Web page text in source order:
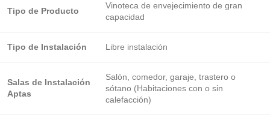
Tipo de Producto
Vinoteca de envejecimiento de gran
capacidad
Tipo de Instalación Libre instalación
Salas de Instalación
Aptas
Salón, comedor, garaje, trastero o
sótano (Habitaciones con o sin
calefacción)